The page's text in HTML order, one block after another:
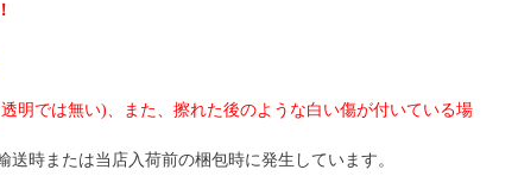
明では無い)、また、擦れた後のような白い傷が付いている場
送時または当店入荷前の梱包時に発生しています。